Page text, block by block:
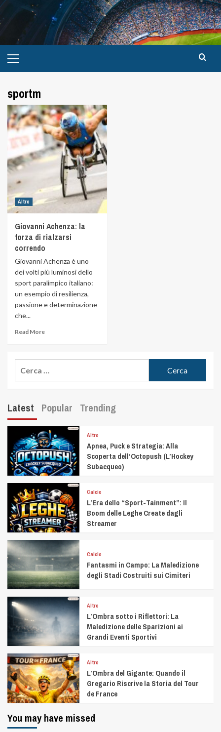
sportm
Altro
Giovanni Achenza: la
forza di rialzarsi
correndo
Giovanni Achenza è uno
dei volti più luminosi dello
sport paralimpico italiano:
un esempio di resilienza,
passione e determinazione
che...
Read More
Latest Popular Trending
Altro
Apnea, Puck e Strategia: Alla
Scoperta dell’Octopush (L’Hockey
Subacqueo)
Calcio
L’Era dello “Sport-Tainment”: Il
Boom delle Leghe Create dagli
Streamer
Calcio
Fantasmi in Campo: La Maledizione
degli Stadi Costruiti sui Cimiteri
Altro
L’Ombra sotto i Riflettori: La
Maledizione delle Sparizioni ai
Grandi Eventi Sportivi
Altro
L’Ombra del Gigante: Quando il
Gregario Riscrive la Storia del Tour
de France
You may have missed